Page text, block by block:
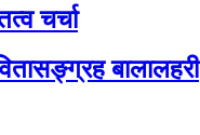
चर्चा
बालालहरी